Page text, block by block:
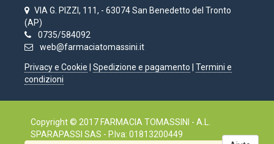
VIA G. PIZZI, 111, - 63074 San Benedetto del Tronto
(AP)
0735/584092
web@farmaciatomassini.it
Privacy e Cookie Spedizione e pagamento
Termini e
condizioni
Copyright © 2017 FARMACIA TOMASSINI - A.L.
SPARAPASSI SAS - P.Iva: 01813200449